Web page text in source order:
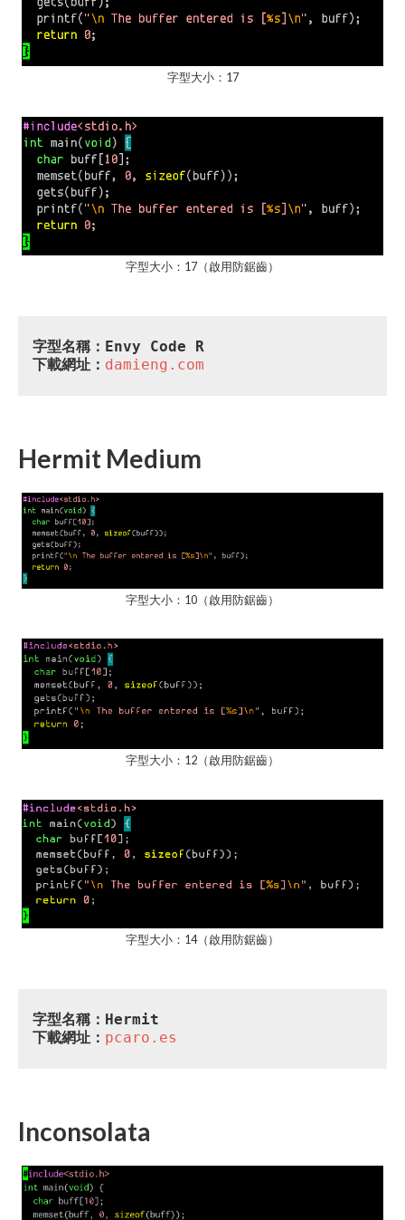
字型大小：17
字型大小：17（啟用防鋸齒）
字型名稱：Envy Code R
下載網址： damieng.com
Hermit Medium
字型大小：10（啟用防鋸齒）
字型大小：12（啟用防鋸齒）
字型大小：14（啟用防鋸齒）
字型名稱：Hermit
下載網址： pcaro.es
Inconsolata